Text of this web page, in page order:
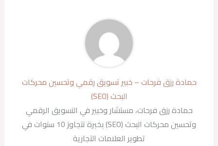
حمادة رزق فرحات – خبير تسويق رقمي وتحسين محركات
البحث (SEO)
حمادة رزق فرحات، مستشار وخبير في التسويق الرقمي
وتحسين محركات البحث (SEO) بخبرة تتجاوز 10 سنوات في
تطوير العلامات التجارية